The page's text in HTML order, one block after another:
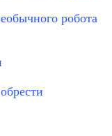
робота